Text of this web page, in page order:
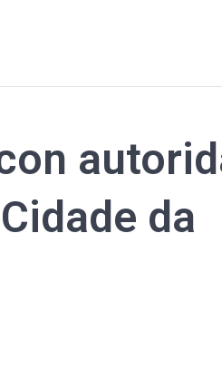
da